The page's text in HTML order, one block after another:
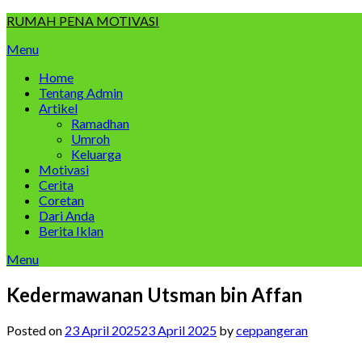
Skip
content
RUMAH PENA MOTIVASI
Menu
Home
Tentang Admin
Artikel
Ramadhan
Umroh
Keluarga
Motivasi
Cerita
Coretan
Dari Anda
Berita Iklan
Menu
Kedermawanan Utsman bin Affan
Posted on 23 April 202523 April 2025 byceppangeran